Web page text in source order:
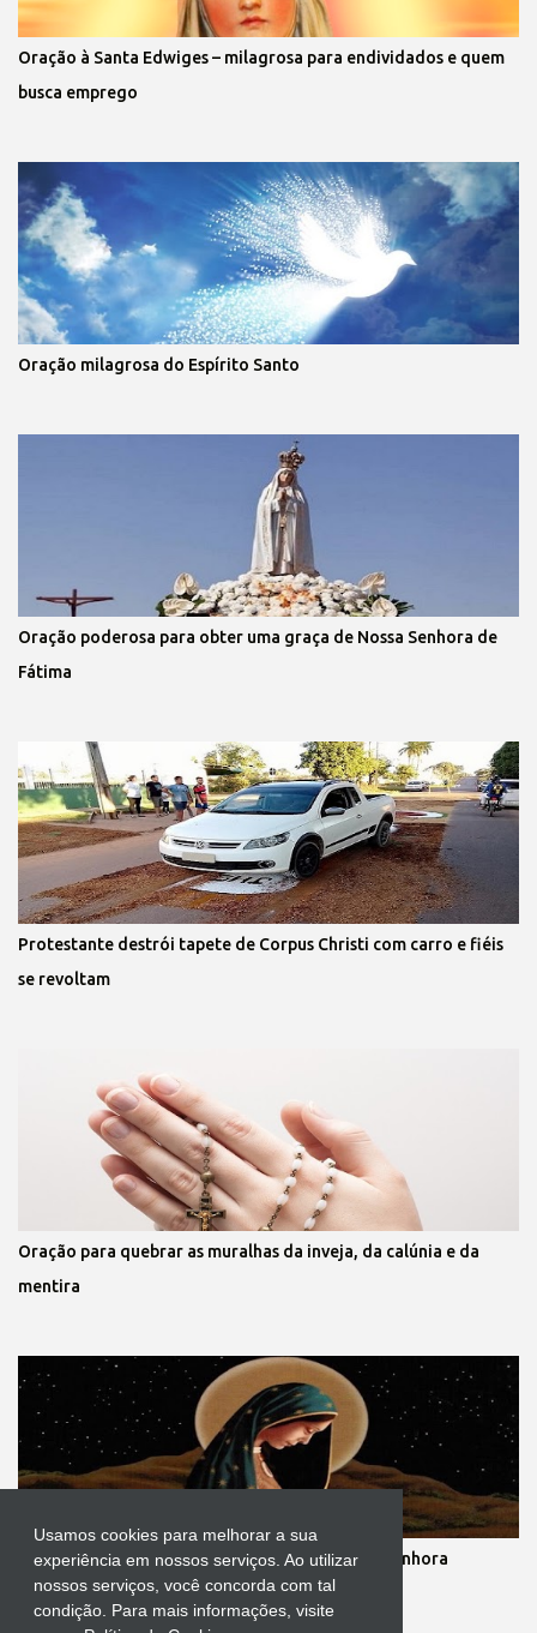
Usamos cookies para melhorar a sua
experiência em nossos serviços. Ao utilizar
nossos serviços, você concorda com tal
condição. Para mais informações, visite
Oração à Santa Edwiges – milagrosa para endividados e quem
busca emprego
Oração milagrosa do Espírito Santo
Oração poderosa para obter uma graça de Nossa Senhora de
Fátima
Protestante destrói tapete de Corpus Christi com carro e fiéis
se revoltam
Oração para quebrar as muralhas da inveja, da calúnia e da
mentira
Novena dos nove meses de gestação de Nossa Senhora